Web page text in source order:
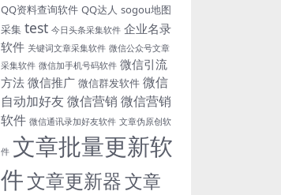
QQ资料查询软件 QQ达人 sogou地图
采集 test 今日头条采集软件 企业名录
软件 关键词文章采集软件 微信公众号文章
采集软件 微信加手机号码软件 微信引流
方法 微信推广 微信群发软件 微信
自动加好友 微信营销 微信营销
软件 微信通讯录加好友软件 文章伪原创软
件 文章批量更新软
件文章更新器文章